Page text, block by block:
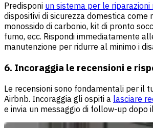
Predisponi un sistema per le riparazioni
dispositivi di sicurezza domestica come
monossido di carbonio, kit di pronto
fumo, ecc. Rispondi immediatamente
manutenzione per ridurre al minimo i
6. Incoraggia le recensioni e
Le recensioni sono fondamentali per il
Airbnb. Incoraggia gli ospiti a lasciare
e invia un messaggio di follow-up dopo